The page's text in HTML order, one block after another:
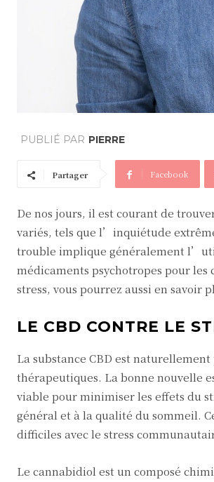
PUBLIÉ PAR PIERRE
Partager Facebook
De nos jours, il est courant de
variés, tels que l’inquiétude
trouble implique généralement
médicaments psychotropes pour
stress, vous pourrez aussi en savoir
LE CBD CONTRE LE
La substance CBD est
thérapeutiques. La bonne nouvelle
viable pour minimiser les effets du
général et à la qualité du sommeil.
difficiles avec le stress
Le cannabidiol est un composé